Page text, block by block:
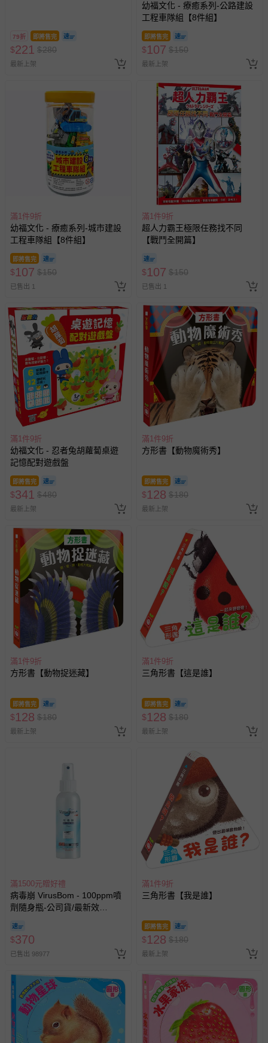
79折 即將售完
$221 $280
最新上架
幼福文化 - 療癒系列-公路建設
工程車隊組【8件組】
即將售完
$107 $150
最新上架
滿1件9折
幼福文化 - 療癒系列-城市建設
工程車隊組【8件組】
即將售完
$107 $150
已售出 1
滿1件9折
超人力霸王極限任務找不同
【戰鬥全開篇】
$107 $150
已售出 1
滿1件9折
幼福文化 - 忍者兔胡蘿蔔桌遊
記憶配對遊戲盤
即將售完
$341 $480
最新上架
滿1件9折
方形書【動物魔術秀】
即將售完
$128 $180
最新上架
滿1件9折
方形書【動物捉迷藏】
即將售完
$128 $180
最新上架
滿1件9折
三角形書【這是誰】
即將售完
$128 $180
最新上架
滿1500元贈好禮
病毒崩 VirusBom - 100ppm噴
劑隨身瓶-公司貨/最新效
$370
已售出 98977
滿1件9折
三角形書【我是誰】
即將售完
$128 $180
最新上架